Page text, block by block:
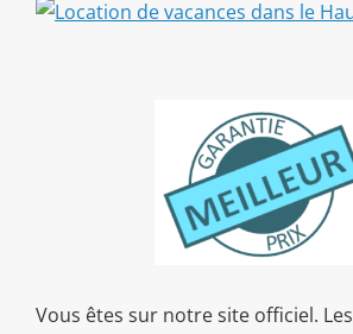
Vous êtes sur notre site officiel. Les